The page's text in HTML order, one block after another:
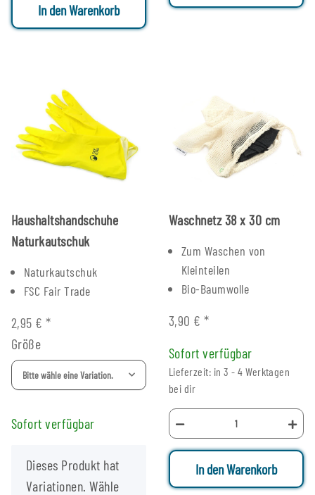
In den Warenkorb
Haushaltshandschuhe
Naturkautschuk
Naturkautschuk
FSC Fair Trade
2,95 €*
Größe
Bitte wähle eine Variation.
Sofort verfügbar
x
Dieses Produkt hat
Variationen. Wähle
Waschnetz 38 x 30 cm
Zum Waschen von
Kleinteilen
Bio-Baumwolle
3,90 €*
Sofort verfügbar
Lieferzeit: in 3 - 4 Werktagen
bei dir
In den Warenkorb